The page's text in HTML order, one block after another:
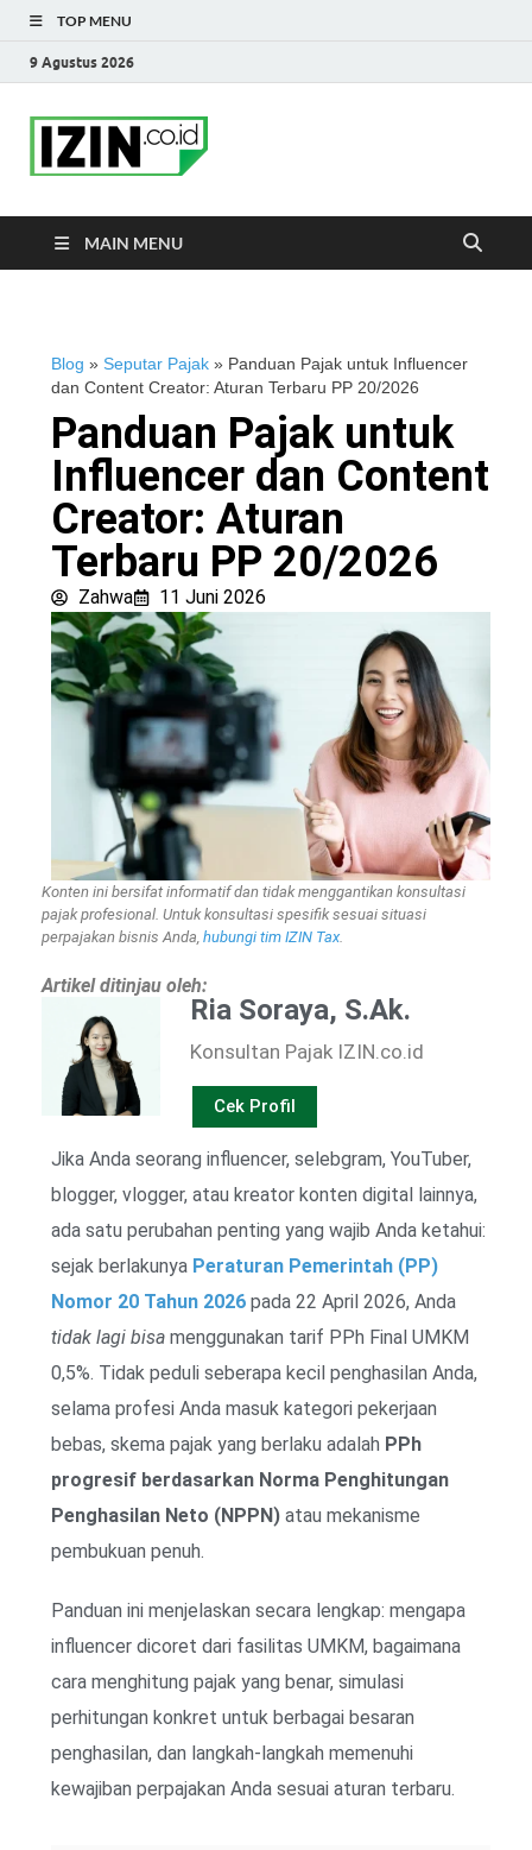
TOP MENU
9 Agustus 2026
MAIN MENU
Blog » Seputar Pajak » Panduan Pajak untuk Influencer
dan Content Creator: Aturan Terbaru PP 20/2026
Panduan Pajak untuk
Influencer dan Content
Creator: Aturan
Terbaru PP 20/2026
Zahwa 11 Juni 2026
Konten ini bersifat informatif dan tidak menggantikan konsultasi
pajak profesional. Untuk konsultasi spesifik sesuai situasi
perpajakan bisnis Anda, hubungi tim IZIN Tax.
Artikel ditinjau oleh:
Ria Soraya, S.Ak.
Konsultan Pajak IZIN.co.id
Cek Profil
Jika Anda seorang influencer, selebgram, YouTuber,
blogger, vlogger, atau kreator konten digital lainnya,
ada satu perubahan penting yang wajib Anda ketahui:
sejak berlakunya Peraturan Pemerintah (PP)
Nomor 20 Tahun 2026 pada 22 April 2026, Anda
tidak lagi bisa menggunakan tarif PPh Final UMKM
0,5%. Tidak peduli seberapa kecil penghasilan Anda,
selama profesi Anda masuk kategori pekerjaan
bebas, skema pajak yang berlaku adalah PPh
progresif berdasarkan Norma Penghitungan
Penghasilan Neto (NPPN) atau mekanisme
pembukuan penuh.
Panduan ini menjelaskan secara lengkap: mengapa
influencer dicoret dari fasilitas UMKM, bagaimana
cara menghitung pajak yang benar, simulasi
perhitungan konkret untuk berbagai besaran
penghasilan, dan langkah-langkah memenuhi
kewajiban perpajakan Anda sesuai aturan terbaru.